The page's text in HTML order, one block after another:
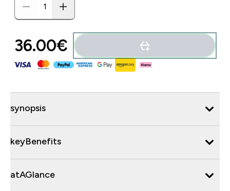
36.00€‎
synopsis
keyBenefits
atAGlance